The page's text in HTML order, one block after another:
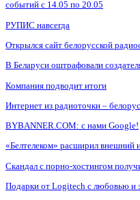
событий с 14.05 по 20.05
РУПИС навсегда
Открылся сайт белорусской
В Беларуси оштрафовали
Компания подводит итоги
Интернет из радиоточки –
BYBANNER.COM: c нами Google!
«Белтелеком» расширил внешний
Скандал с порно-хостингом
Подарки от Logitech с любовью